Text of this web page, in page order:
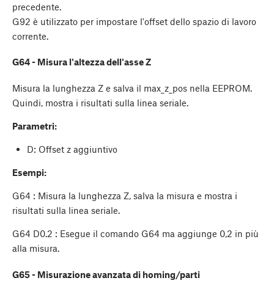
precedente.
G92 è utilizzato per impostare l'offset dello spazio di lavoro
corrente.
G64 - Misura l'altezza dell'asse Z
Misura la lunghezza Z e salva il max_z_pos nella EEPROM.
Quindi, mostra i risultati sulla linea seriale.
Parametri:
D: Offset z aggiuntivo
Esempi:
G64 : Misura la lunghezza Z, salva la misura e mostra i
risultati sulla linea seriale.
G64 D0.2 : Esegue il comando G64 ma aggiunge 0,2 in più
alla misura.
G65 - Misurazione avanzata di homing/parti